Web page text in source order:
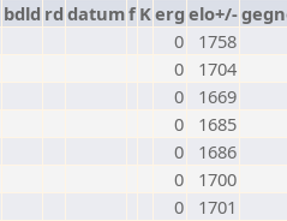
bdld rd datumf Kerg elo+/-
0
1758
0
1704
0
1669
0
1685
0
1686
0
1700
0
1701